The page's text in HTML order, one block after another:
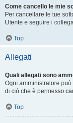
Come cancello le mie
Per cancellare le tue
Utente e seguire i
Top
Allegati
Quali allegati sono
Ogni amministratore
di ciò che è permesso
Top